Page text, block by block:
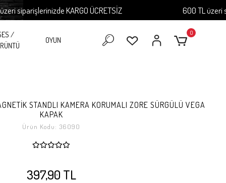
KARGO ÜCRETSİZ 600 TL üzeri
/
OYUN
0
STANDLI KAMERA KORUMALI ZORE SÜRGÜLÜ VEGA
KAPAK
Ürün Kodu:36090
397,90 TL